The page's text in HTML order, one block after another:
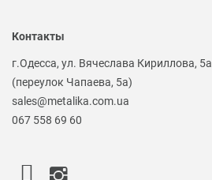
Контакты
г.Одесса, ул. Вячеслава Кириллова, 5а
(переулок Чапаева, 5а)
sales@metalika.com.ua
067 558 69 60